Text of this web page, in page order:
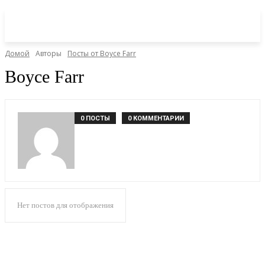
Домой Авторы Посты от Boyce Farr
Boyce Farr
0 ПОСТЫ 0 КОММЕНТАРИИ
Нет постов для отображения